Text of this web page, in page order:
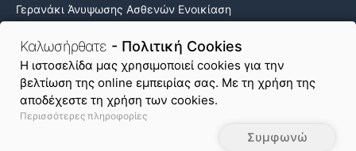
Καλωσήρθατε - Πολιτική Cookies
H ιστοσελίδα μας χρησιμοποιεί cookies για την
βελτίωση της online εμπειρίας σας. Με τη χρήση της
αποδέχεστε τη χρήση των cookies.
Περισσότερες πληροφορίες
Συμφωνώ
Γερανάκι Άνυψωσης Ασθενών Ενοικίαση
Όροι Χρήσης & Απόρρητο
Πολιτική Cookies
Χάρτης Ιστοτόπου